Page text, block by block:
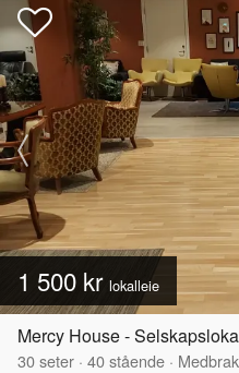
1 500 kr lokalleie
Mercy House -
30seter · 40stående ·